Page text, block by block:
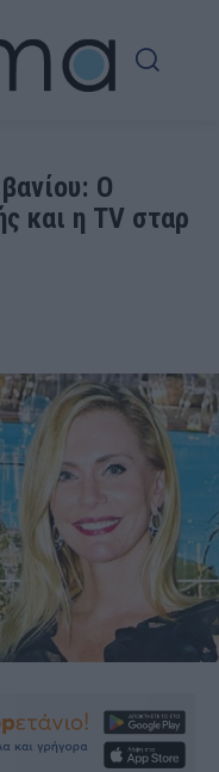
Ο
και η ΤV σταρ